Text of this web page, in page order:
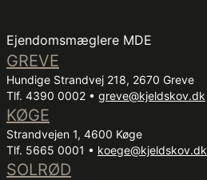
Ejendomsmæglere MDE
GREVE
Hundige Strandvej 218, 2670 Greve
Tlf. 4390 0002 • greve@kjeldskov.dk
KØGE
Strandvejen 1, 4600 Køge
Tlf. 5665 0001 • koege@kjeldskov.dk
SOLRØD